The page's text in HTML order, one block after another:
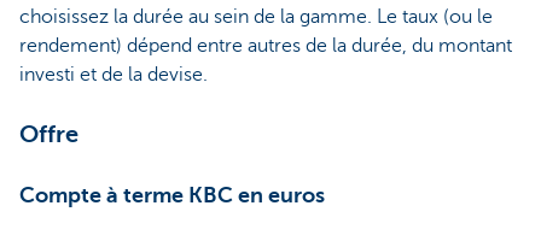
choisissez la durée au sein de la gamme. Le taux (ou le
rendement) dépend entre autres de la durée, du montant
investi et de la devise.
Offre
Compte à terme KBC en euros